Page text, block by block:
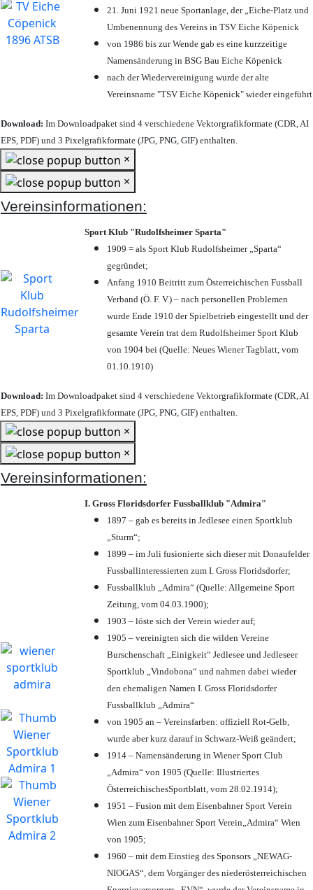
21. Juni 1921 neue Sportanlage, der „Eiche-Platz und
Umbenennung des Vereins in TSV Eiche Köpenick
von 1986 bis zur Wende gab es eine kurzzeitige
Namensänderung in BSG Bau Eiche Köpenick
nach der Wiedervereinigung wurde der alte
Vereinsname "TSV Eiche Köpenick" wieder eingeführt
Download: Im Downloadpaket sind 4 verschiedene Vektorgrafikformate (CDR, AI
EPS, PDF) und 3 Pixelgrafikformate (JPG, PNG, GIF) enthalten.
×
×
Vereinsinformationen:
Sport Klub "Rudolfsheimer Sparta"
1909 = als Sport Klub Rudolfsheimer „Sparta“
gegründet;
Anfang 1910 Beitritt zum Österreichischen Fussball
Verband (Ö. F. V.) – nach personellen Problemen
wurde Ende 1910 der Spielbetrieb eingestellt und der
gesamte Verein trat dem Rudolfsheimer Sport Klub
von 1904 bei (Quelle: Neues Wiener Tagblatt, vom
01.10.1910)
Download: Im Downloadpaket sind 4 verschiedene Vektorgrafikformate (CDR, AI
EPS, PDF) und 3 Pixelgrafikformate (JPG, PNG, GIF) enthalten.
×
×
Vereinsinformationen:
I. Gross Floridsdorfer Fussballklub "Admira"
1897 – gab es bereits in Jedlesee einen Sportklub
„Sturm“;
1899 – im Juli fusionierte sich dieser mit Donaufelder
Fussballinteressierten zum I. Gross Floridsdorfer;
Fussballklub „Admira“ (Quelle: Allgemeine Sport
Zeitung, vom 04.03.1900);
1903 – löste sich der Verein wieder auf;
1905 – vereinigten sich die wilden Vereine
Burschenschaft „Einigkeit“ Jedlesee und Jedleseer
Sportklub „Vindobona“ und nahmen dabei wieder
den ehemaligen Namen I. Gross Floridsdorfer
Fussballklub „Admira“
von 1905 an – Vereinsfarben: offiziell Rot-Gelb,
wurde aber kurz darauf in Schwarz-Weiß geändert;
1914 – Namensänderung in Wiener Sport Club
„Admira“ von 1905 (Quelle: Illustriertes
ÖsterreichischesSportblatt, vom 28.02.1914);
1951 – Fusion mit dem Eisenbahner Sport Verein
Wien zum Eisenbahner Sport Verein„Admira“ Wien
von 1905;
1960 – mit dem Einstieg des Sponsors „NEWAG-
NIOGAS“, dem Vorgänger des niederösterreichischen